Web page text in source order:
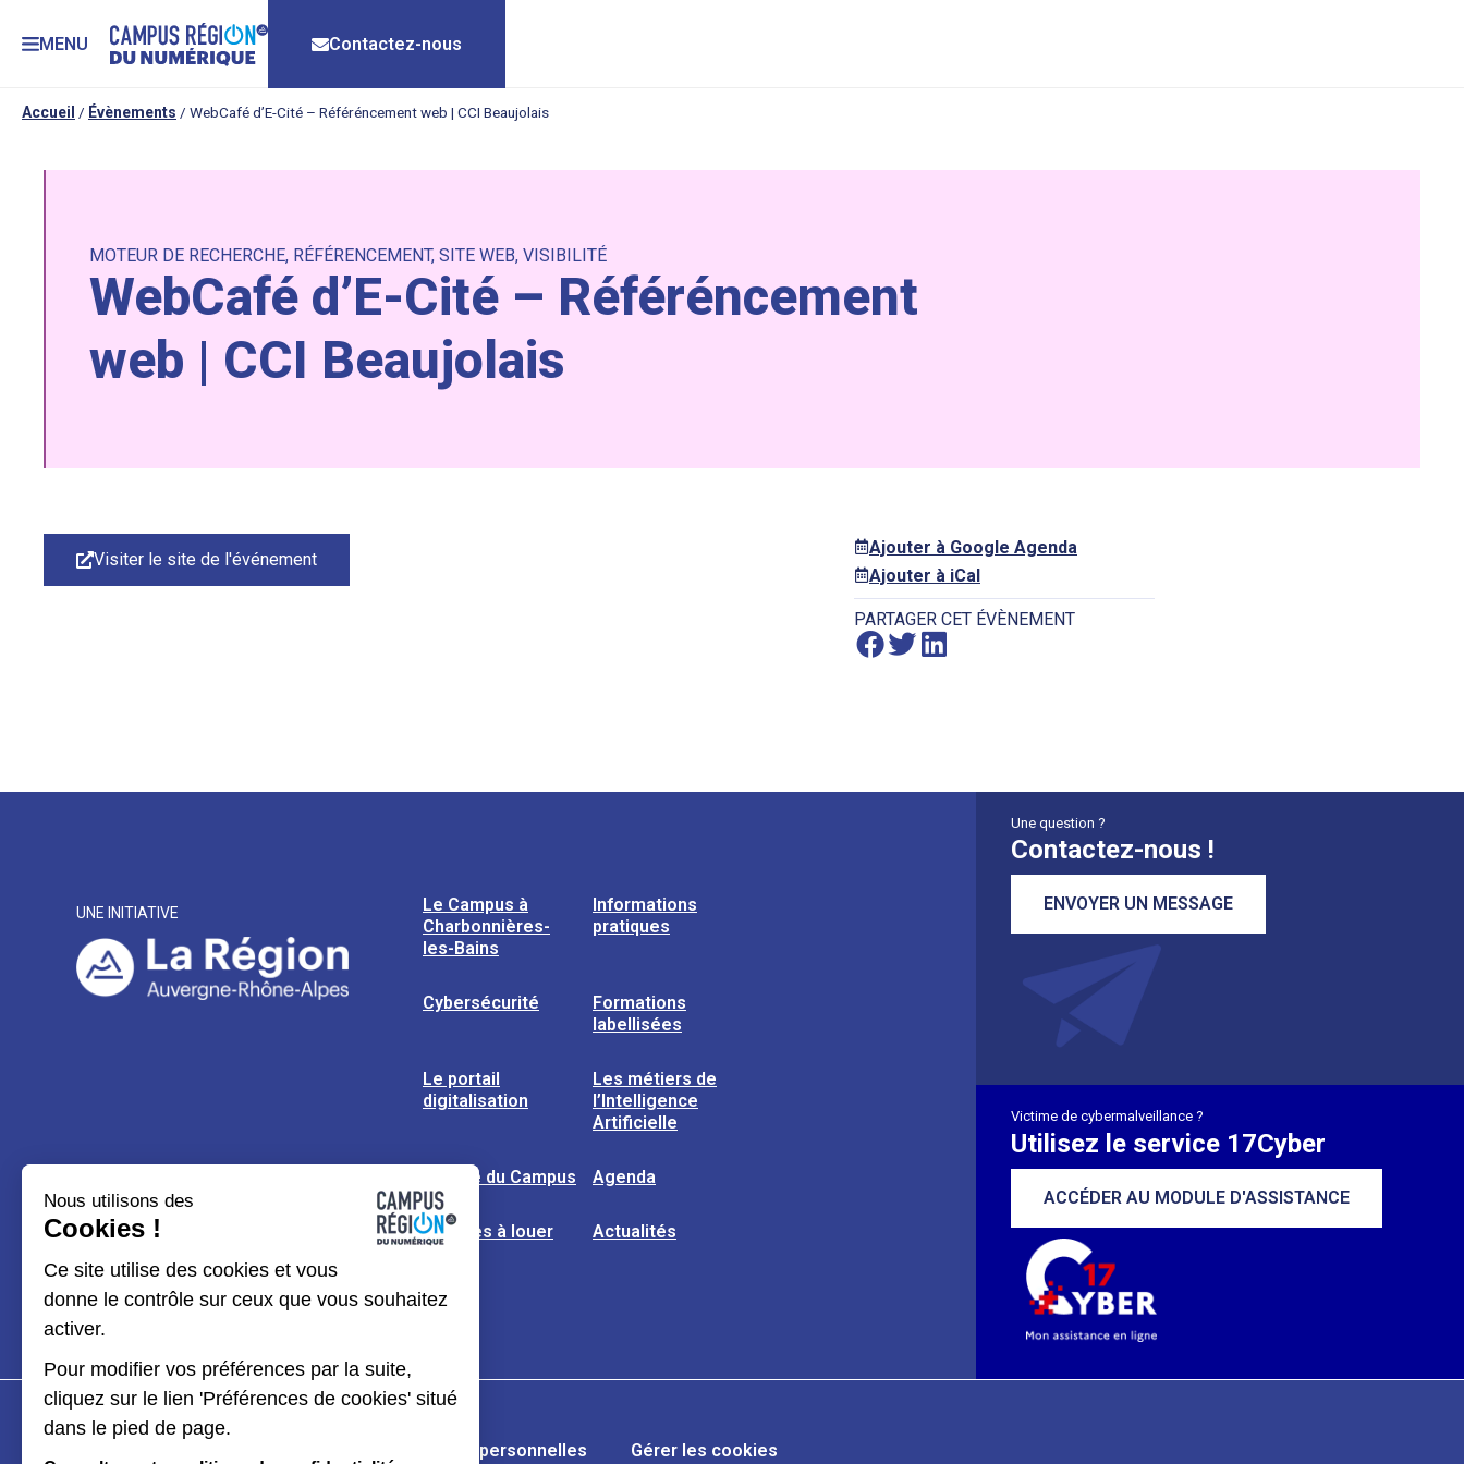
MENU Contactez-nous
Accueil / Évènements / WebCafé d’E-Cité – Référéncement web | CCI Beaujolais
MOTEUR DE RECHERCHE, RÉFÉRENCEMENT, SITE WEB, VISIBILITÉ
WebCafé d’E-Cité – Référéncement
web | CCI Beaujolais
Visiter le site de l'événement
Ajouter à Google Agenda
Ajouter à iCal
PARTAGER CET ÉVÈNEMENT
UNE INITIATIVE
Le Campus à
Charbonnières-
les-Bains
Informations
pratiques
Cybersécurité
Formations
labellisées
Le portail
digitalisation
Les métiers de
l’Intelligence
Artificielle
L’usine du Campus Agenda
Espaces à louer Actualités
Une question ?
Contactez-nous !
ENVOYER UN MESSAGE
Victime de cybermalveillance ?
Utilisez le service 17Cyber
ACCÉDER AU MODULE D'ASSISTANCE
Données personnelles Gérer les cookies
Nous utilisons des
Cookies !
Ce site utilise des cookies et vous
donne le contrôle sur ceux que vous souhaitez
activer.
Pour modifier vos préférences par la suite,
cliquez sur le lien 'Préférences de cookies' situé
dans le pied de page.